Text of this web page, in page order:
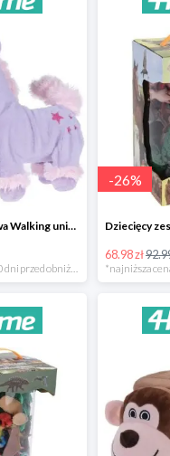
Zabawka pluszowa Walking unicorn -30%
*najniższa cena z 30 dni przed obniżką
-26%
68.98 zł